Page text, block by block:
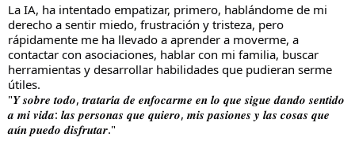
La IA, ha intentado empatizar, primero, hablándome de mi
derecho a sentir miedo, frustración y tristeza, pero
rápidamente me ha llevado a aprender a moverme, a
contactar con asociaciones, hablar con mi familia, buscar
herramientas y desarrollar habilidades que pudieran serme
útiles.
"𝒀 𝒔𝒐𝒃𝒓𝒆 𝒕𝒐𝒅𝒐, 𝒕𝒓𝒂𝒕𝒂𝒓𝒊́𝒂 𝒅𝒆 𝒆𝒏𝒇𝒐𝒄𝒂𝒓𝒎𝒆 𝒆𝒏 𝒍𝒐 𝒒𝒖𝒆 𝒔𝒊𝒈𝒖𝒆 𝒅𝒂𝒏𝒅𝒐 𝒔𝒆𝒏𝒕𝒊𝒅𝒐
𝒂 𝒎𝒊 𝒗𝒊𝒅𝒂: 𝒍𝒂𝒔 𝒑𝒆𝒓𝒔𝒐𝒏𝒂𝒔 𝒒𝒖𝒆 𝒒𝒖𝒊𝒆𝒓𝒐, 𝒎𝒊𝒔 𝒑𝒂𝒔𝒊𝒐𝒏𝒆𝒔 𝒚 𝒍𝒂𝒔 𝒄𝒐𝒔𝒂𝒔 𝒒𝒖𝒆
𝒂𝒖́𝒏 𝒑𝒖𝒆𝒅𝒐 𝒅𝒊𝒔𝒇𝒓𝒖𝒕𝒂𝒓."